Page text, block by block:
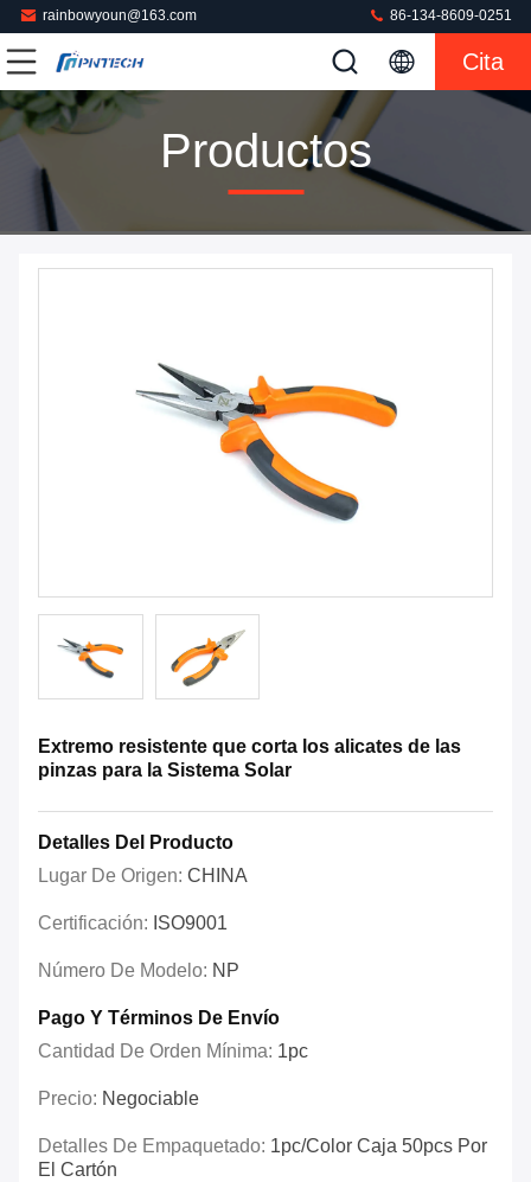
rainbowyoun@163.com 86-134-8609-0251
Cita
Productos
Extremo resistente que corta los alicates de las
pinzas para la Sistema Solar
Detalles Del Producto
Lugar De Origen: CHINA
Certificación: ISO9001
Número De Modelo: NP
Pago Y Términos De Envío
Cantidad De Orden Mínima: 1pc
Precio: Negociable
Detalles De Empaquetado: 1pc/color Caja 50pcs Por
El Cartón